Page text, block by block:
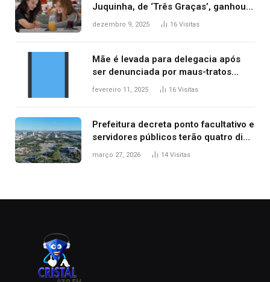
Juquinha, de ‘Três Graças’, ganhou
repercussão internacional
dezembro 9, 2025 16 Visitas
Mãe é levada para delegacia após
ser denunciada por maus-tratos
contra dois filhos, diz polícia
fevereiro 11, 2025 16 Visitas
Prefeitura decreta ponto facultativo e
servidores públicos terão quatro dias
de folga na Semana Santa
março 27, 2026 14 Visitas